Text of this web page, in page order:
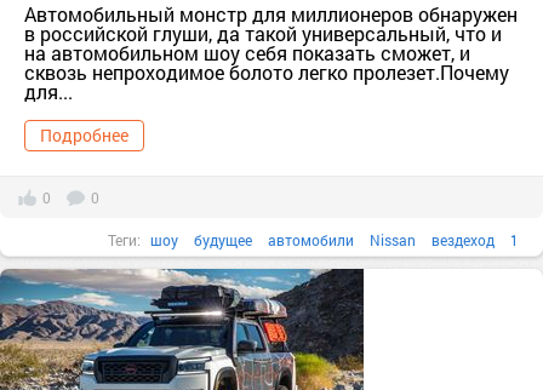
Автомобильный монстр для миллионеров обнаружен
в российской глуши, да такой универсальный, что и
на автомобильном шоу себя показать сможет, и
сквозь непроходимое болото легко пролезет.Почему
для...
Подробнее
0 0
Теги: шоу будущее автомобили Nissan вездеход 1